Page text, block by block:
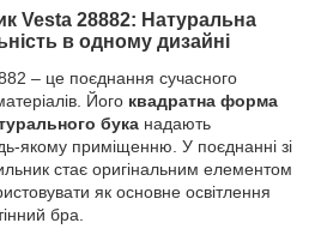
Vesta 28882: Натуральна
в одному дизайні
– це поєднання сучасного
Його квадратна форма
бука надають
якому приміщенню. У поєднанні зі
стає оригінальним елементом
як основне освітлення
бра.